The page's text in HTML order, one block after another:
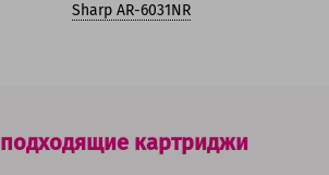
Sharp AR-6031NR
подходящие картриджи